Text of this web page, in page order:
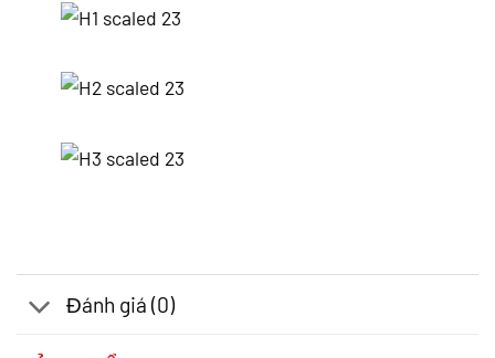
Đánh giá (0)